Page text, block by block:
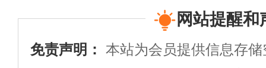
网站提醒和
免责声明： 本站为会员提供信息存